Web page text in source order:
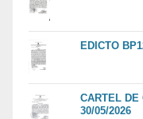
EDICTO
CARTEL DE
30/05/2026